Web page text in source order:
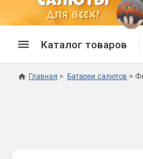
Каталог товаров
Главная Батареи салютов